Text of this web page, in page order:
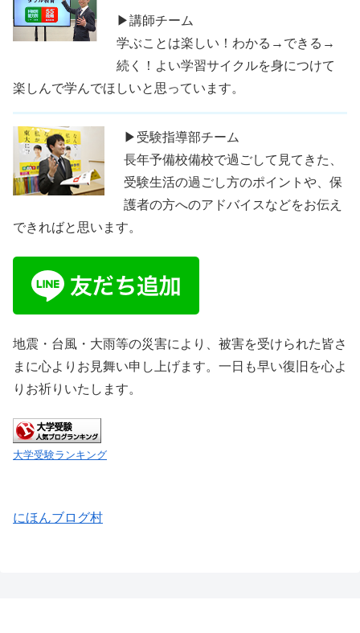
▶講師チーム
学ぶことは楽しい！わかる→できる→
続く！よい学習サイクルを身につけて
楽しんで学んでほしいと思っています。
▶受験指導部チーム
長年予備校備校で過ごして見てきた、
受験生活の過ごし方のポイントや、保
護者の方へのアドバイスなどをお伝え
できればと思います。
地震・台風・大雨等の災害により、被害を受けられた皆さ
まに心よりお見舞い申し上げます。一日も早い復旧を心よ
りお祈りいたします。
大学受験ランキング
にほんブログ村